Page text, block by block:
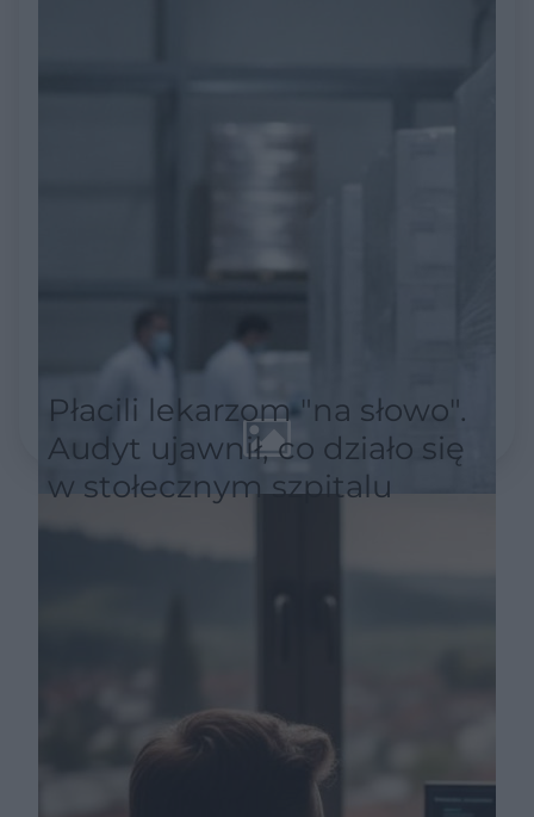
Płacili lekarzom "na słowo".
Audyt ujawnił, co działo się
w stołecznym szpitalu